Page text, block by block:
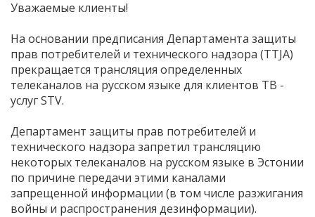
Уважаемые клиенты!
На основании предписания Департамента защиты
прав потребителей и технического надзора (TTJA)
прекращается трансляция определенных
телеканалов на русском языке для клиентов ТВ -
услуг STV.
Департамент защиты прав потребителей и
технического надзора запретил трансляцию
некоторых телеканалов на русском языке в Эстонии
по причине передачи этими каналами
запрещенной информации (в том числе разжигания
войны и распространения дезинформации).